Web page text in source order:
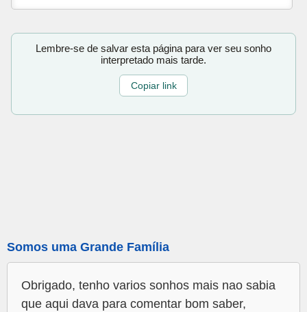
Lembre-se de salvar esta página para ver seu sonho
interpretado mais tarde.
Copiar link
Somos uma Grande Família
Obrigado, tenho varios sonhos mais nao sabia
que aqui dava para comentar bom saber,